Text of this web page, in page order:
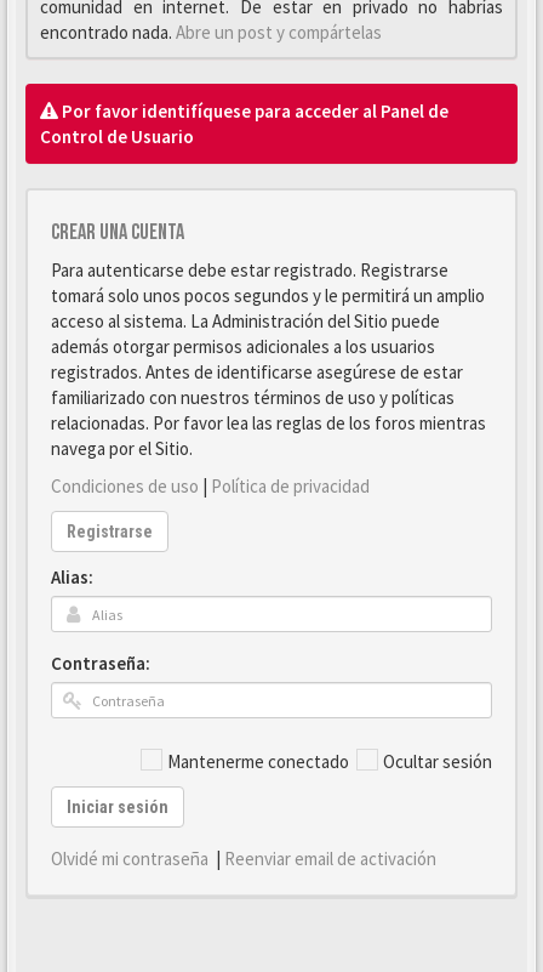
comunidad en internet. De estar en privado no habrías
encontrado nada. Abre un post y compártelas
Por favor identifíquese para acceder al Panel de
Control de Usuario
Crear una cuenta
Para autenticarse debe estar registrado. Registrarse
tomará solo unos pocos segundos y le permitirá un amplio
acceso al sistema. La Administración del Sitio puede
además otorgar permisos adicionales a los usuarios
registrados. Antes de identificarse asegúrese de estar
familiarizado con nuestros términos de uso y políticas
relacionadas. Por favor lea las reglas de los foros mientras
navega por el Sitio.
Condiciones de uso | Política de privacidad
Registrarse
Alias:
Contraseña:
Mantenerme conectado Ocultar sesión
Iniciar sesión
Olvidé mi contraseña | Reenviar email de activación